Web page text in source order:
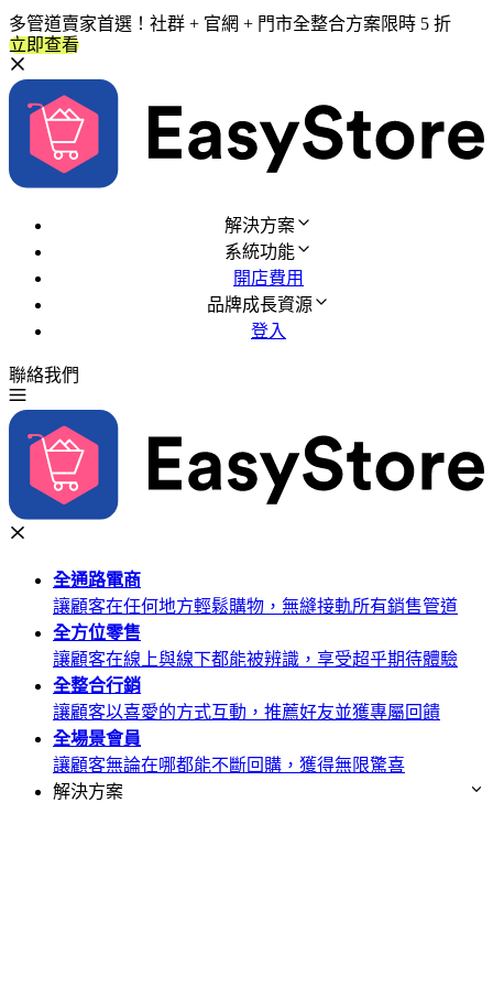
多管道賣家首選！社群 + 官網 + 門市全整合方案限時 5 折
立即查看
解決方案
系統功能
開店費用
品牌成長資源
登入
聯絡我們
全通路電商
讓顧客在任何地方輕鬆購物，無縫接軌所有銷售管道
全方位零售
讓顧客在線上與線下都能被辨識，享受超乎期待體驗
全整合行銷
讓顧客以喜愛的方式互動，推薦好友並獲專屬回饋
全場景會員
讓顧客無論在哪都能不斷回購，獲得無限驚喜
解決方案